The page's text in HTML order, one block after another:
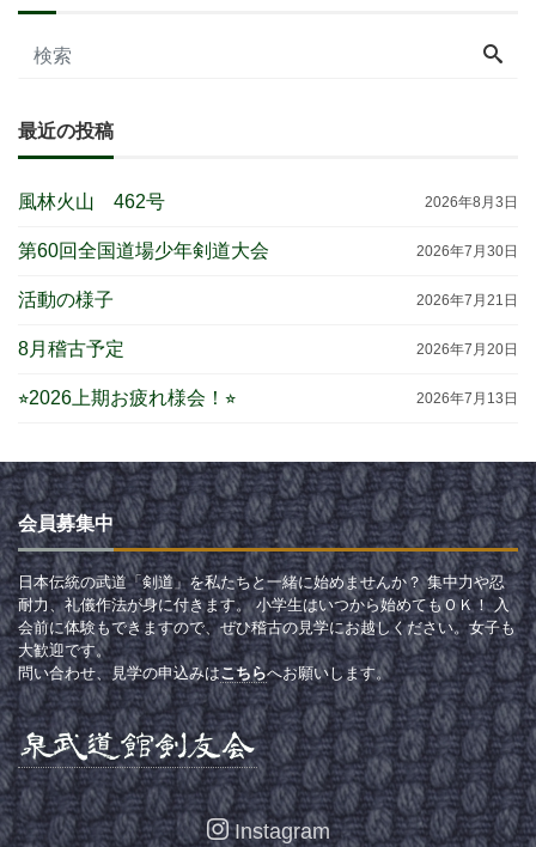
最近の投稿
風林火山 462号 2026年8月3日
第60回全国道場少年剣道大会 2026年7月30日
活動の様子 2026年7月21日
8月稽古予定 2026年7月20日
⭐︎2026上期お疲れ様会！⭐︎ 2026年7月13日
会員募集中
日本伝統の武道「剣道」を私たちと一緒に始めませんか？ 集中力や忍
耐力、礼儀作法が身に付きます。 小学生はいつから始めてもＯＫ！ 入
会前に体験もできますので、ぜひ稽古の見学にお越しください。女子も
大歓迎です。
問い合わせ、見学の申込みはこちらへお願いします。
Instagram